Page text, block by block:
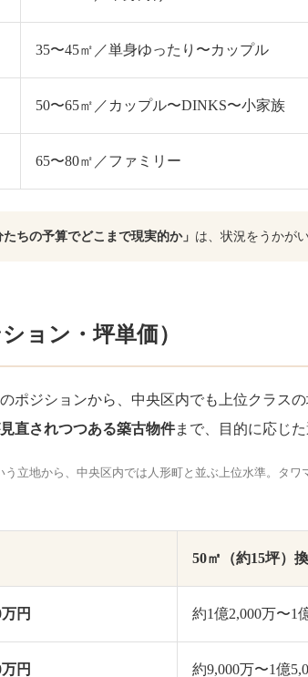
35〜45㎡／単身ゆったり〜カップル
50〜65㎡／カップル〜DINKS〜小家族
65〜80㎡／ファミリー
たちの予算でどこまで現実的か」 は、状況をうかが
ョン・坪単価）
ジションから、中央区内でも上位クラスの
直されつつある築古物件まで、目的に応じた
う立地から、中央区内では人形町と並ぶ上位水準。タワ
50㎡（約15坪）
円 約1億2,000万〜1
円 約9,000万〜1億